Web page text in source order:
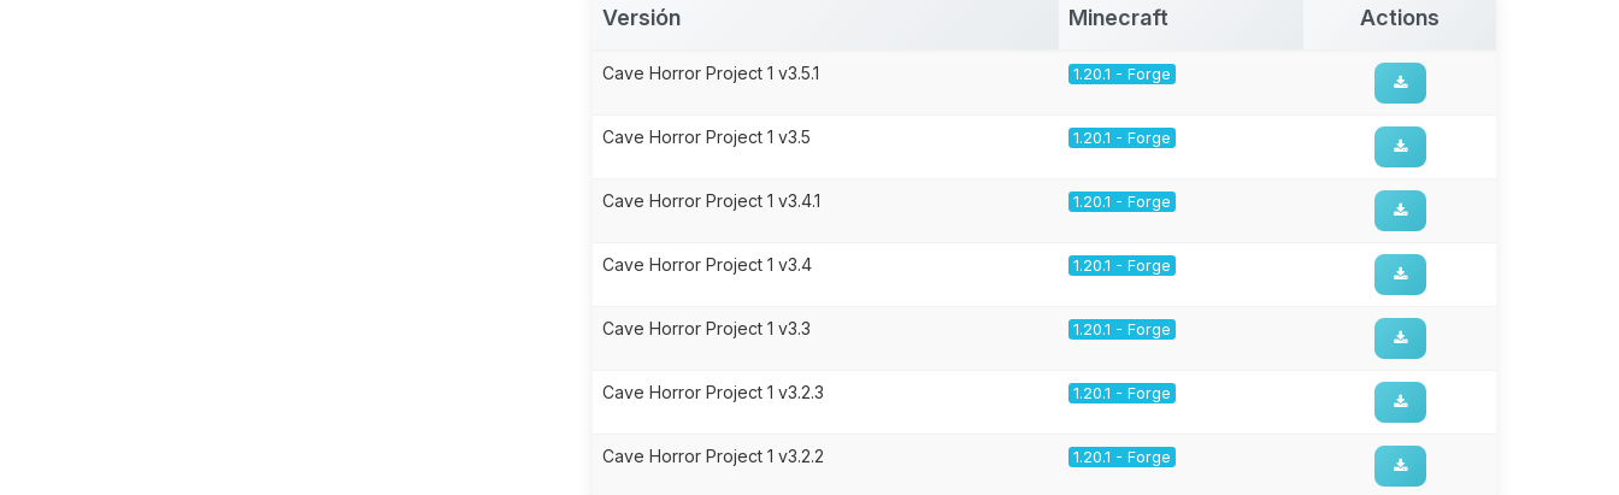
Versión Minecraft Actions
Cave Horror Project 1 v3.5.1 1.20.1 - Forge
Cave Horror Project 1 v3.5 1.20.1 - Forge
Cave Horror Project 1 v3.4.1 1.20.1 - Forge
Cave Horror Project 1 v3.4 1.20.1 - Forge
Cave Horror Project 1 v3.3 1.20.1 - Forge
Cave Horror Project 1 v3.2.3 1.20.1 - Forge
Cave Horror Project 1 v3.2.2 1.20.1 - Forge